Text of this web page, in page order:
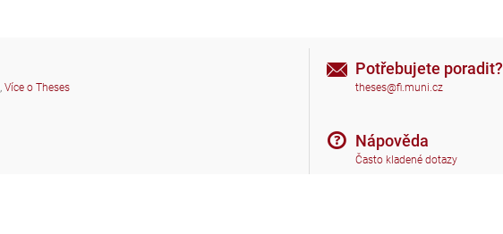
, Více o Theses
Potřebujete poradit?
theses@fi.muni.cz
Nápověda
Často kladené dotazy